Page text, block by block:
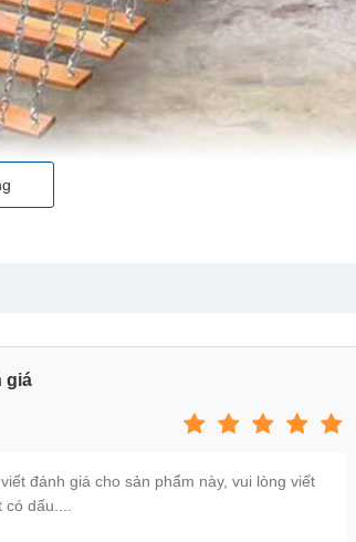
bập bênh, mâm quay, hầm chui, cầu trượt
giá